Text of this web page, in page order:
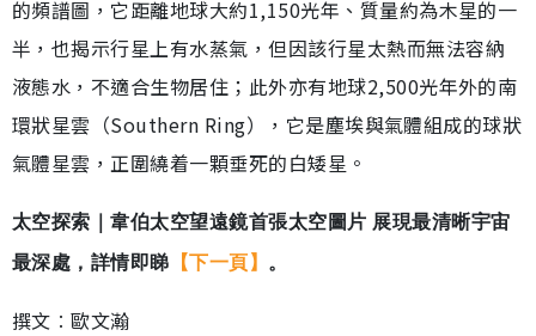
的頻譜圖，它距離地球大約1,150光年、質量約為木星的一
半，也揭示行星上有水蒸氣，但因該行星太熱而無法容納
液態水，不適合生物居住；此外亦有地球2,500光年外的南
環狀星雲（Southern Ring），它是塵埃與氣體組成的球狀
氣體星雲，正圍繞着一顆垂死的白矮星。
太空探索｜韋伯太空望遠鏡首張太空圖片 展現最清晰宇宙
最深處，詳情即睇 【下一頁】 。
撰文︰歐文瀚